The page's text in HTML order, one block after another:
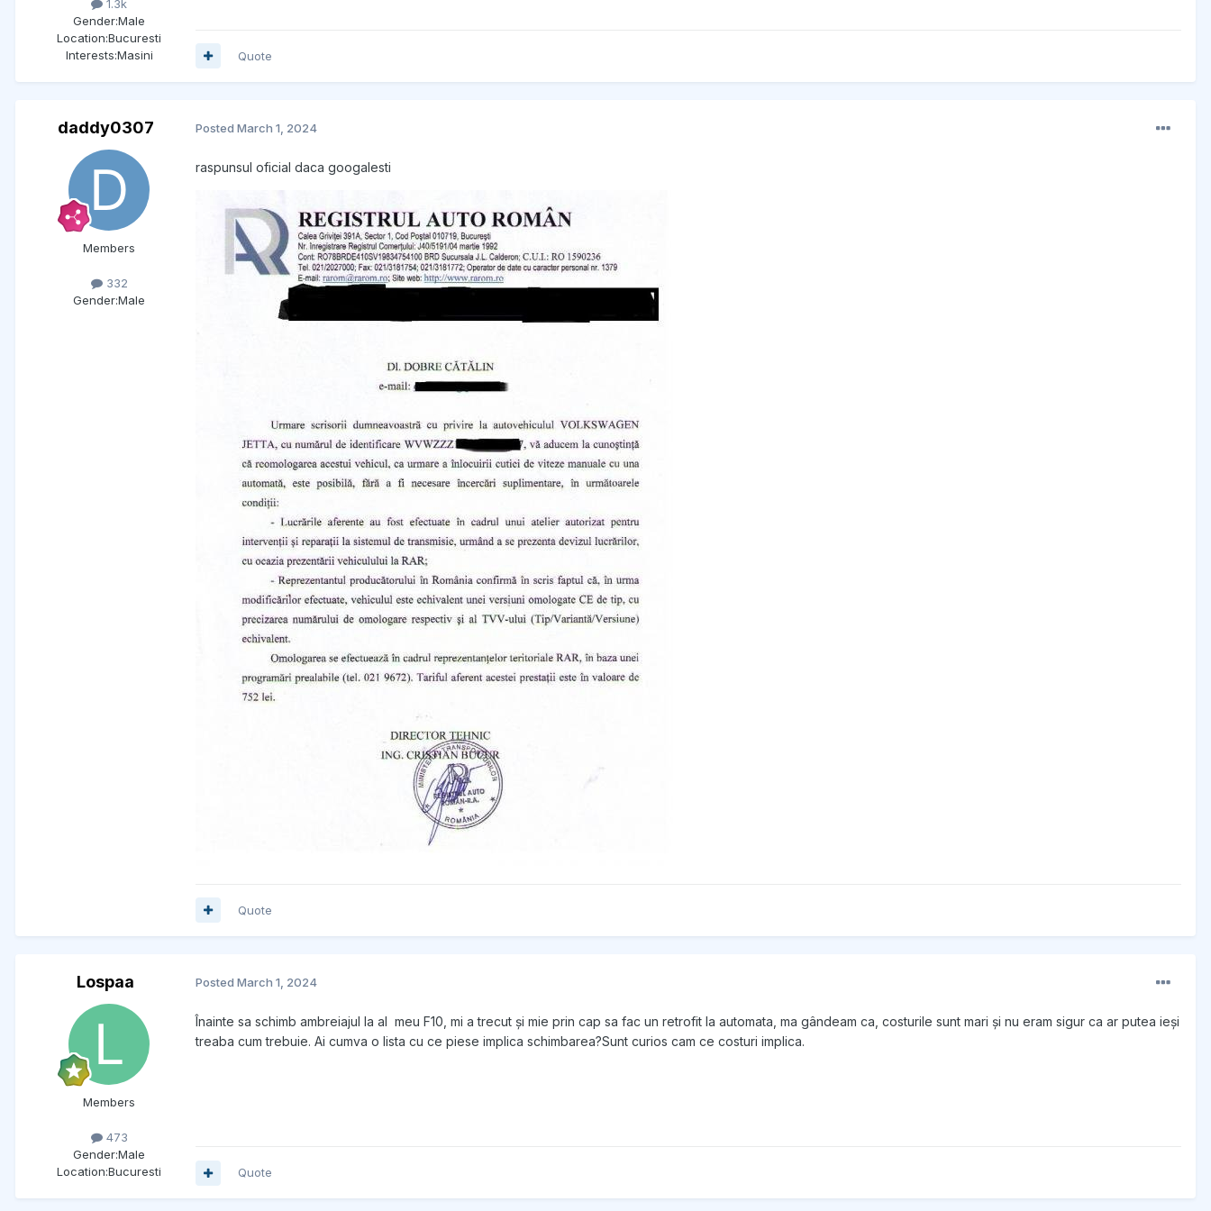
1.3k
Gender:Male
Location:Bucuresti
Interests:Masini Quote
daddy0307
Members
332
Gender:Male
Posted March 1, 2024
raspunsul oficial daca googalesti
Quote
Lospaa
Members
473
Gender:Male
Location:Bucuresti
Posted March 1, 2024
Înainte sa schimb ambreiajul la al meu F10, mi a trecut și mie prin cap sa fac un retrofit la automata, ma gândeam ca, costurile sunt mari și nu eram sigur ca ar putea ieși
treaba cum trebuie. Ai cumva o lista cu ce piese implica schimbarea?Sunt curios cam ce costuri implica.
Quote